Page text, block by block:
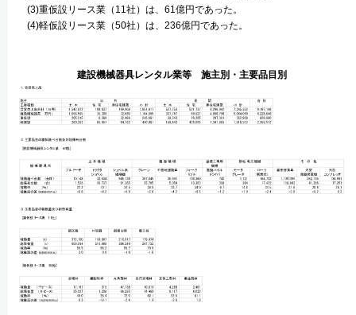
(3)重仮設リース業（11社）は、61億円であった。
(4)軽仮設リース業（50社）は、236億円であった。
建設機械器具レンタル業等 施主別・主要品目別